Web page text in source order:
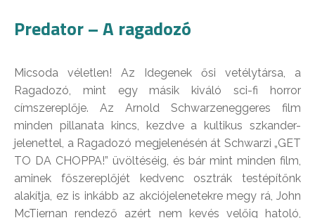
Predator – A ragadozó
Micsoda véletlen! Az Idegenek ősi vetélytársa, a
Ragadozó, mint egy másik kiváló sci-fi horror
címszereplője. Az Arnold Schwarzeneggeres film
minden pillanata kincs, kezdve a kultikus szkander-
jelenettel, a Ragadozó megjelenésén át Schwarzi „GET
TO DA CHOPPA!” üvöltéséig, és bár mint minden film,
aminek főszereplőjét kedvenc osztrák testépítőnk
alakítja, ez is inkább az akciójelenetekre megy rá, John
McTiernan rendező azért nem kevés velőig hatoló,